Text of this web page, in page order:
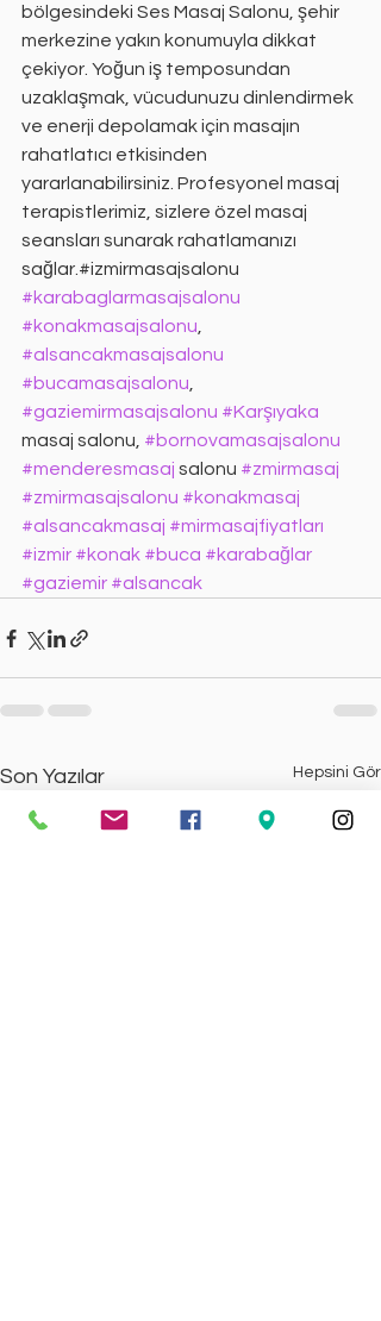
bölgesindeki Ses Masaj Salonu, şehir
merkezine yakın konumuyla dikkat
çekiyor. Yoğun iş temposundan
uzaklaşmak, vücudunuzu dinlendirmek
ve enerji depolamak için masajın
rahatlatıcı etkisinden
yararlanabilirsiniz. Profesyonel masaj
terapistlerimiz, sizlere özel masaj
seansları sunarak rahatlamanızı
sağlar.#izmirmasajsalonu
#karabaglarmasajsalonu
#konakmasajsalonu
#alsancakmasajsalonu
#bucamasajsalonu
#gaziemirmasajsalonu #Karşıyaka
masaj salonu, #bornovamasajsalonu
#menderesmasaj salonu #zmirmasaj
#zmirmasajsalonu #konakmasaj
#alsancakmasaj #mirmasajfiyatları
#izmir #konak #buca #karabağlar
#gaziemir #alsancak
Son Yazılar Hepsini Gör